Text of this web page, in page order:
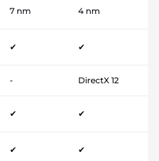
7 nm 4 nm
✔ ✔
- DirectX 12
✔ ✔
✔ ✔